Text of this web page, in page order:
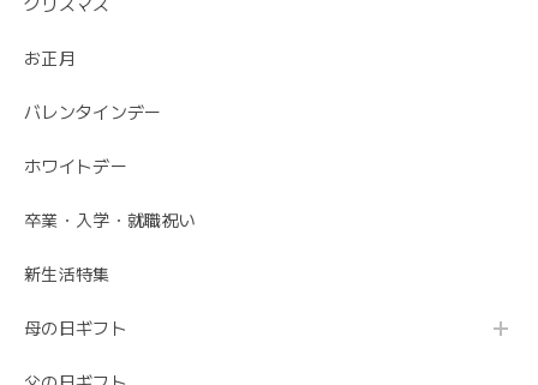
クリスマス
お正月
バレンタインデー
ホワイトデー
卒業・入学・就職祝い
新生活特集
母の日ギフト